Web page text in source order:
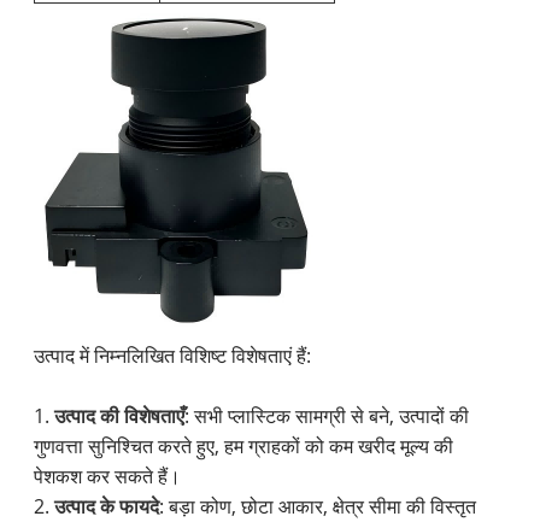
उत्पाद में निम्नलिखित विशिष्ट विशेषताएं हैं:
1.उत्पाद की विशेषताएँ: सभी प्लास्टिक सामग्री से बने, उत्पादों की
गुणवत्ता सुनिश्चित करते हुए, हम ग्राहकों को कम खरीद मूल्य की
पेशकश कर सकते हैं।
2.उत्पाद के फायदे: बड़ा कोण, छोटा आकार, क्षेत्र सीमा की विस्तृत